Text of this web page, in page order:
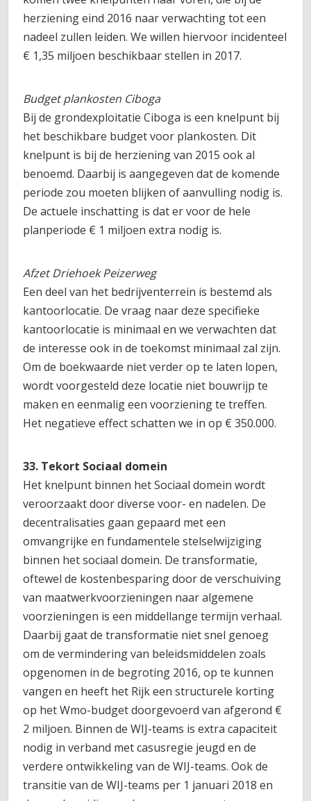
herziening eind 2016 naar verwachting tot een
nadeel zullen leiden. We willen hiervoor incidenteel
€ 1,35 miljoen beschikbaar stellen in 2017.
Budget plankosten Ciboga
Bij de grondexploitatie Ciboga is een knelpunt bij
het beschikbare budget voor plankosten. Dit
knelpunt is bij de herziening van 2015 ook al
benoemd. Daarbij is aangegeven dat de komende
periode zou moeten blijken of aanvulling nodig is.
De actuele inschatting is dat er voor de hele
planperiode € 1 miljoen extra nodig is.
Afzet Driehoek Peizerweg
Een deel van het bedrijventerrein is bestemd als
kantoorlocatie. De vraag naar deze specifieke
kantoorlocatie is minimaal en we verwachten dat
de interesse ook in de toekomst minimaal zal zijn.
Om de boekwaarde niet verder op te laten lopen,
wordt voorgesteld deze locatie niet bouwrijp te
maken en eenmalig een voorziening te treffen.
Het negatieve effect schatten we in op € 350.000.
33. Tekort Sociaal domein
Het knelpunt binnen het Sociaal domein wordt
veroorzaakt door diverse voor- en nadelen. De
decentralisaties gaan gepaard met een
omvangrijke en fundamentele stelselwijziging
binnen het sociaal domein. De transformatie,
oftewel de kostenbesparing door de verschuiving
van maatwerkvoorzieningen naar algemene
voorzieningen is een middellange termijn verhaal.
Daarbij gaat de transformatie niet snel genoeg
om de vermindering van beleidsmiddelen zoals
opgenomen in de begroting 2016, op te kunnen
vangen en heeft het Rijk een structurele korting
op het Wmo-budget doorgevoerd van afgerond €
2 miljoen. Binnen de WIJ-teams is extra capaciteit
nodig in verband met casusregie jeugd en de
verdere ontwikkeling van de WIJ-teams. Ook de
transitie van de WIJ-teams per 1 januari 2018 en